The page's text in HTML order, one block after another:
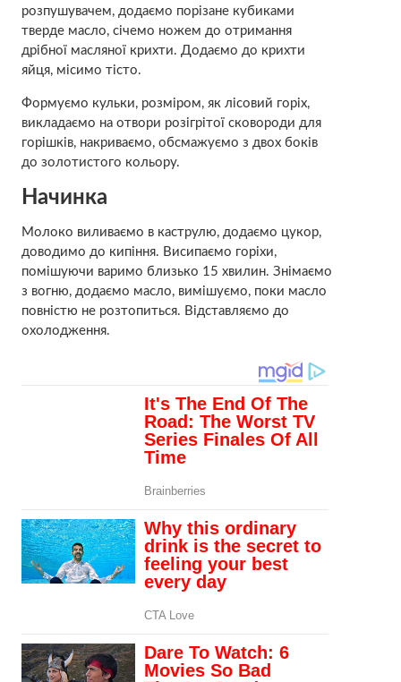
розпушувачем, додаємо порізане кубиками
тверде масло, січемо ножем до отримання
дрібної масляної крихти. Додаємо до крихти
яйця, місимо тісто.
Формуємо кульки, розміром, як лісовий горіх,
викладаємо на отвори розігрітої сковороди для
горішків, накриваємо, обсмажуємо з двох боків
до золотистого кольору.
Начинка
Молоко виливаємо в каструлю, додаємо цукор,
доводимо до кипіння. Висипаємо горіхи,
помішуючи варимо близько 15 хвилин. Знімаємо
з вогню, додаємо масло, вимішуємо, поки масло
повністю не розтопиться. Відставляємо до
охолодження.